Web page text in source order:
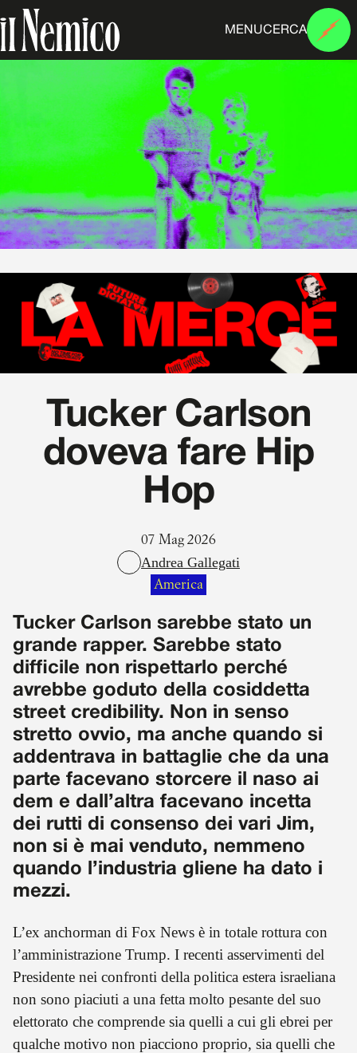
MENUCERCA
Tucker Carlson
doveva fare Hip
Hop
07 Mag 2026
Andrea Gallegati
America
Tucker Carlson sarebbe stato un
grande rapper. Sarebbe stato
difficile non rispettarlo perché
avrebbe goduto della cosiddetta
street credibility. Non in senso
stretto ovvio, ma anche quando si
addentrava in battaglie che da una
parte facevano storcere il naso ai
dem e dall’altra facevano incetta
dei rutti di consenso dei vari Jim,
non si è mai venduto, nemmeno
quando l’industria gliene ha dato i
mezzi.
L’ex anchorman di Fox News è in totale rottura con
l’amministrazione Trump. I recenti asservimenti del
Presidente nei confronti della politica estera israeliana
non sono piaciuti a una fetta molto pesante del suo
elettorato che comprende sia quelli a cui gli ebrei per
qualche motivo non piacciono proprio, sia quelli che